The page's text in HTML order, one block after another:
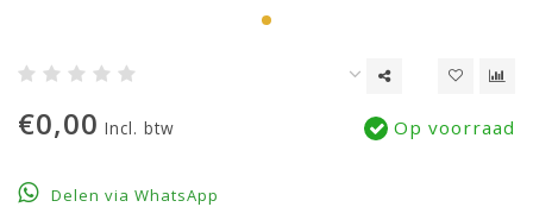
€0,00 Incl. btw Op voorraad
Delen via WhatsApp